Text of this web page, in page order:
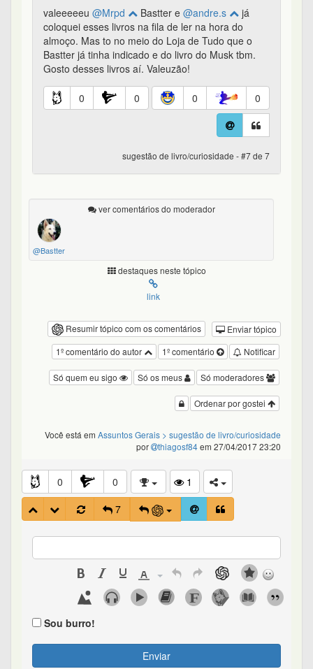
valeeeeeu @Mrpd Bastter e @andre.s
já
coloquei esses livros na fila de ler na hora do
almoço. Mas to no meio do Loja de Tudo que o
Bastter já tinha indicado e do livro do Musk tbm.
Gosto desses livros aí. Valeuzão!
0 0 0 0
sugestão de livro/curiosidade - #7 de 7
ver comentários do moderador
@Bastter
destaques neste tópico
link
Resumir tópico com os comentários
Enviar tópico
Notificar
1º comentário
1º comentário do autor
Só moderadores
Só os meus
Só quem eu sigo
Ordenar por gostei
Você está em Assuntos Gerais > sugestão de livro/curiosidade
por
thiagosf84em 27/04/2017 23:20
0 0
1
7
Sou burro!
Enviar